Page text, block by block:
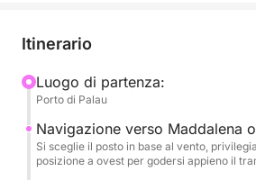
indimenticabili o concedersi un
L’aperitivo a bordo accompagna
trasformando l’uscita in
romantica. Ideale per coppie,
celebrare un’occasione speciale,
Itinerario
Luogo di partenza:
Porto di Palau
Navigazione verso Maddalena
Si sceglie il posto in base al vento,
posizione a ovest per godersi appieno il